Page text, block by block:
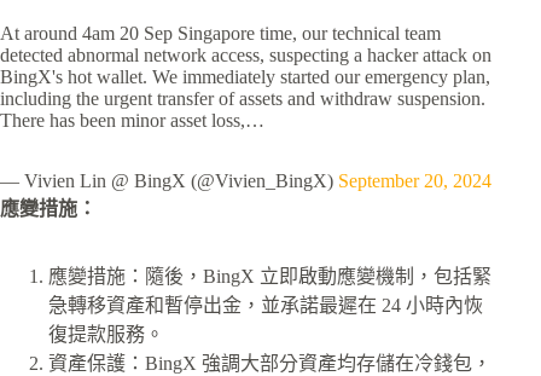
At around 4am 20 Sep Singapore time, our technical team
detected abnormal network access, suspecting a hacker attack on
BingX's hot wallet. We immediately started our emergency plan,
including the urgent transfer of assets and withdraw suspension.
There has been minor asset loss,…
— Vivien Lin @ BingX (@Vivien_BingX) September 20, 2024
應變措施：
應變措施：隨後，BingX 立即啟動應變機制，包括緊
急轉移資產和暫停出金，並承諾最遲在 24 小時內恢
復提款服務。
資產保護：BingX 強調大部分資產均存儲在冷錢包，